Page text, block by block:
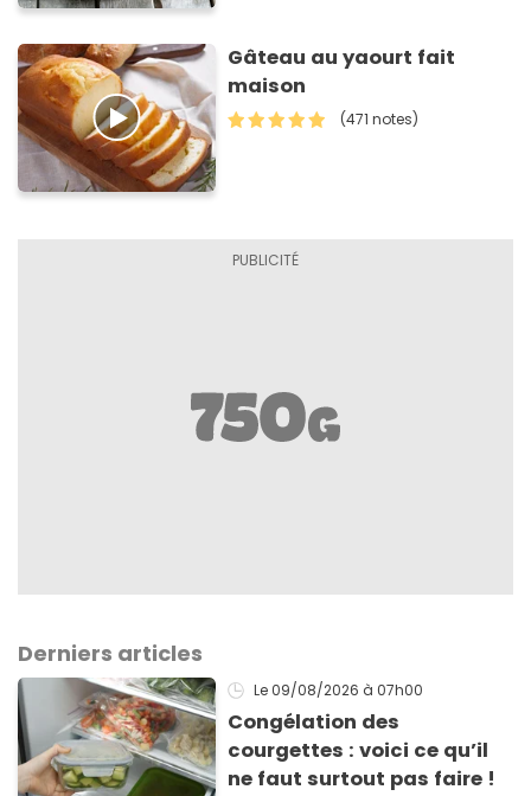
Gâteau au yaourt fait
maison
(471 notes)
Derniers articles
Le 09/08/2026 à 07h00
Congélation des
courgettes : voici ce qu’il
ne faut surtout pas faire !